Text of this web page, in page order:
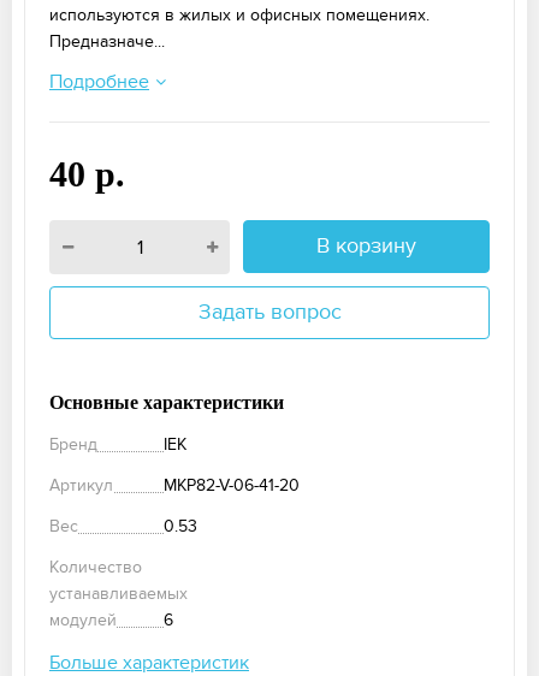
используются в жилых и офисных помещениях.
Предназначе...
Подробнее
40 р.
В корзину
Задать вопрос
Основные характеристики
Бренд
IEK
Артикул
MKP82-V-06-41-20
Вес
0.53
Количество
устанавливаемых
модулей
6
Больше характеристик